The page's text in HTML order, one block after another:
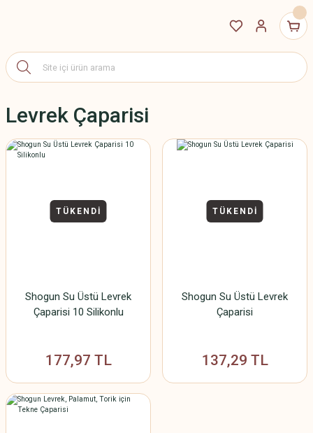
Levrek Çaparisi
TÜKENDİ
Shogun Su Üstü Levrek
Çaparisi 10 Silikonlu
177,97 TL
TÜKENDİ
Shogun Su Üstü Levrek
Çaparisi
137,29 TL